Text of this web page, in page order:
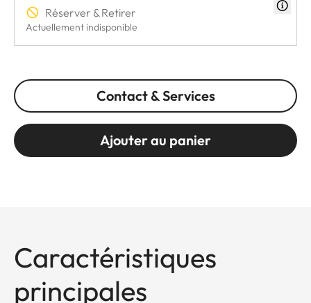
Réserver & Retirer
Actuellement indisponible
Contact & Services
Ajouter au panier
Caractéristiques
principales